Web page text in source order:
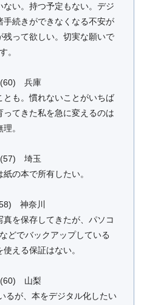
ない。持つ予定もない。デジ
手続きができなくなる不安が
残って欲しい。切実な願いで
す。
(60) 兵庫
も。慣れないことがいちば
ってきた私を急に変えるのは
理。
(57) 埼玉
の本で所有したい。
神奈川
を保存してきたが、パソコ
どでバックアップしている
える保証はない。
(60) 山梨
るが、本をデジタル化したい